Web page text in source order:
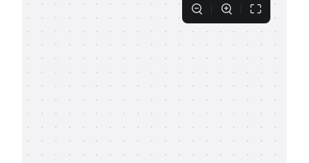
私有化部署
客户案例
支持
帮助中心
知识分享社区